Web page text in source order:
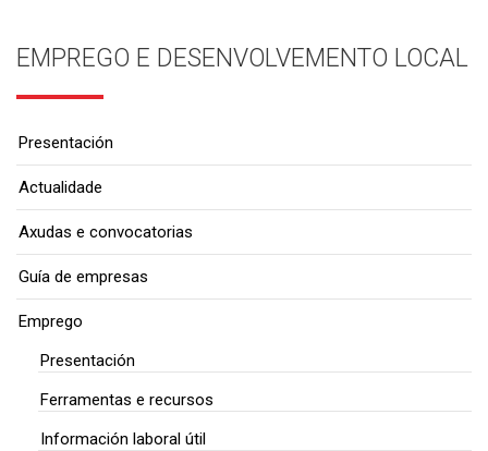
EMPREGO E DESENVOLVEMENTO LOCAL
Presentación
Actualidade
Axudas e convocatorias
Guía de empresas
Emprego
Presentación
Ferramentas e recursos
Información laboral útil